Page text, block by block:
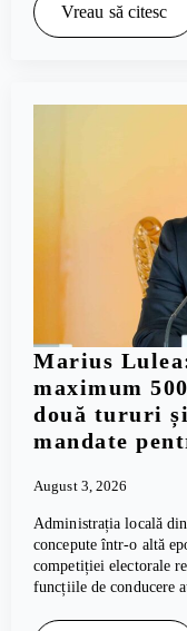
Vreau să citesc
Marius
maximum
două tururi
mandate
August 3, 2026
Administrația locală
concepute într-o altă
competiției electorale
funcțiile de conducere